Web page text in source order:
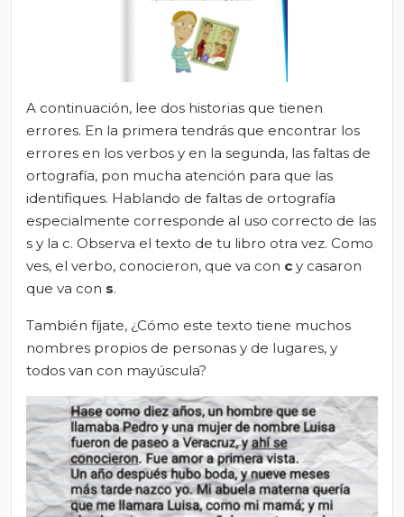
A continuación, lee dos historias que tienen
errores. En la primera tendrás que encontrar los
errores en los verbos y en la segunda, las faltas de
ortografía, pon mucha atención para que las
identifiques. Hablando de faltas de ortografía
especialmente corresponde al uso correcto de las
s y la c. Observa el texto de tu libro otra vez. Como
ves, el verbo, conocieron, que va con c y casaron
que va con s.
También fíjate, ¿Cómo este texto tiene muchos
nombres propios de personas y de lugares, y
todos van con mayúscula?